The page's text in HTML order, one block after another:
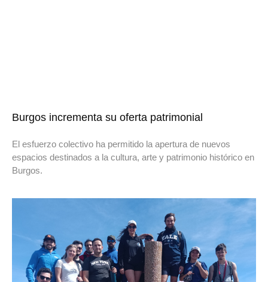
Burgos incrementa su oferta patrimonial
El esfuerzo colectivo ha permitido la apertura de nuevos
espacios destinados a la cultura, arte y patrimonio histórico en
Burgos.